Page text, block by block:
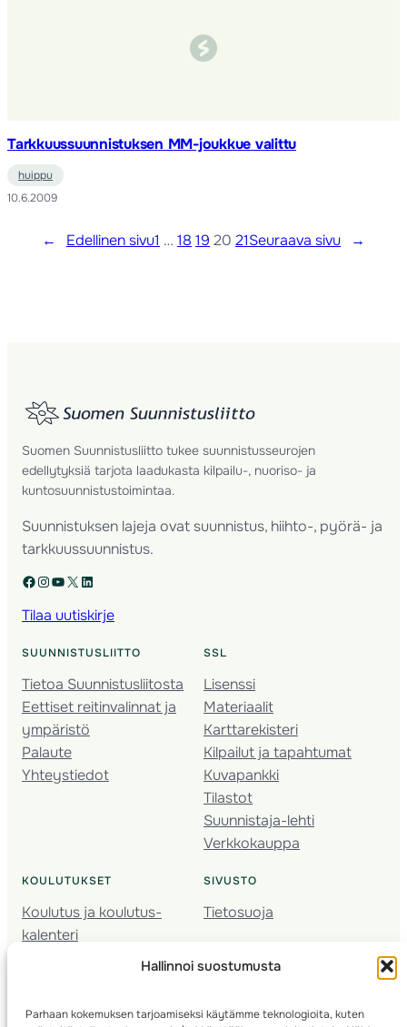
Hallinnoi suostumusta
Parhaan kokemuksen tarjoamiseksi käytämme teknologioita, kuten
Tarkkuussuunnistuksen MM-joukkue valittu
huippu
10.6.2009
← Edellinen sivu1 … 18 19 20 21Seuraava sivu →
Suomen Suunnistusliitto tukee suunnistusseurojen
edellytyksiä tarjota laadukasta kilpailu-, nuoriso- ja
kuntosuunnistustoimintaa.
Suunnistuksen lajeja ovat suunnistus, hiihto-, pyörä- ja
tarkkuussuunnistus.
Facebook Instagram YouTube X LinkedIn
Tilaa uutiskirje
SUUNNISTUSLIITTO
Tietoa Suunnistusliitosta
Eettiset reitinvalinnat ja
ympäristö
Palaute
Yhteystiedot
SSL
Lisenssi
Materiaalit
Karttarekisteri
Kilpailut ja tapahtumat
Kuvapankki
Tilastot
Suunnistaja-lehti
Verkkokauppa
KOULUTUKSET
Koulutus ja koulutus­
kalenteri
Nuorison koulutukset
SIVUSTO
Tietosuoja